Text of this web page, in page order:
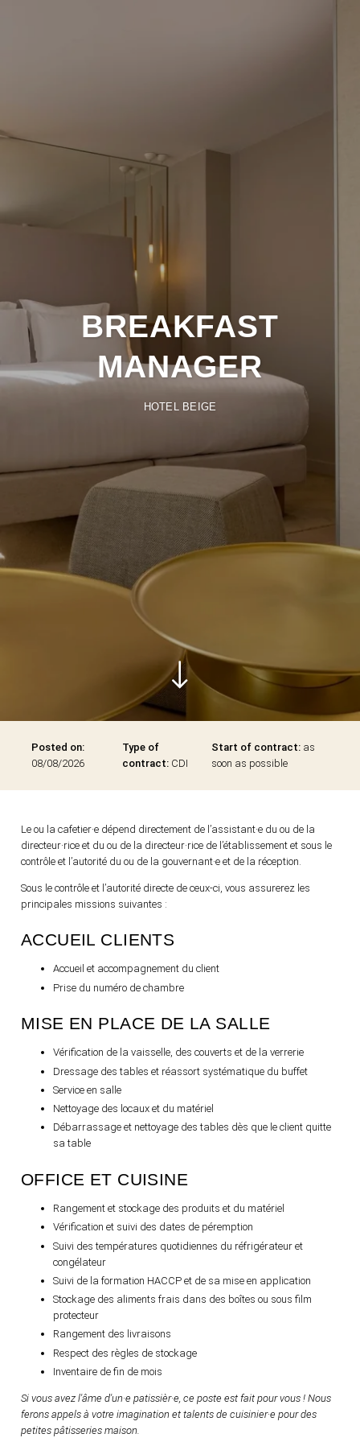
BREAKFAST
MANAGER
HOTEL BEIGE
Posted on:
08/08/2026
Type of
contract: CDI
Start of contract:as
soon as possible
Le ou la cafetier·e dépend directement de l’assistant·e du ou de la
directeur·rice et du ou de la directeur·rice de l’établissement et sous le
contrôle et l’autorité du ou de la gouvernant·e et de la réception.
Sous le contrôle et l’autorité directe de ceux-ci, vous assurerez les
principales missions suivantes :
ACCUEIL CLIENTS
Accueil et accompagnement du client
Prise du numéro de chambre
MISE EN PLACE DE LA SALLE
Vérification de la vaisselle, des couverts et de la verrerie
Dressage des tables et réassort systématique du buffet
Service en salle
Nettoyage des locaux et du matériel
Débarrassage et nettoyage des tables dès que le client quitte
sa table
OFFICE ET CUISINE
Rangement et stockage des produits et du matériel
Vérification et suivi des dates de péremption
Suivi des températures quotidiennes du réfrigérateur et
congélateur
Suivi de la formation HACCP et de sa mise en application
Stockage des aliments frais dans des boîtes ou sous film
protecteur
Rangement des livraisons
Respect des règles de stockage
Inventaire de fin de mois
Si vous avez l'âme d'un·e patissièr·e, ce poste est fait pour vous ! Nous
ferons appels à votre imagination et talents de cuisinier·e pour des
petites pâtisseries maison.